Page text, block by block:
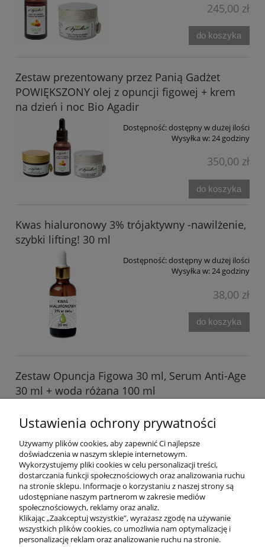
245,00 zł
do koszyka
Zestaw prezentowany przez Panią Gadżet
POWIĘKSZONY olej z opuncji figowej + krem
na dzień i noc Bio Agadir
Dostępność:dostępny w dużej ilości
Wysyłka w:24 godziny
350,00 zł
do koszyka
Kwas hialuronowy 3% trójaktywny -nawilżenie,
szybki lifting! 30 ml
Dostępność:dostępny w dużej ilości
Wysyłka w:24 godziny
38,00 zł
do koszyka
Zestaw Opuncja Figowa 30 ml, Serum Anti-Age
30 ml + woda różana 100 ml
Wysyłka w:24 godziny
do koszyka
POMOC
Ustawienia ochrony prywatności
Używamy plików cookies, aby zapewnić Ci najlepsze
doświadczenia w naszym sklepie internetowym.
Wykorzystujemy pliki cookies w celu personalizacji treści,
dostarczania funkcji społecznościowych oraz analizowania ruchu
na stronie sklepu. Informacje o korzystaniu z naszej strony są
udostępniane naszym partnerom w zakresie mediów
społecznościowych, reklamy oraz analiz.
Klikając „Zaakceptuj wszystkie”, wyrażasz zgodę na używanie
wszystkich plików cookies, co umożliwia nam optymalizację i
personalizację reklam oraz analizowanie ruchu na stronie.